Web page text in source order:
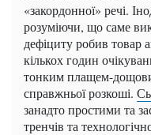
«закордонної» речі.
розуміючи, що саме
дефіциту робив товар
кількох годин
тонким плащем-
справжньої розкоші.
занадто простими та
тренчів та